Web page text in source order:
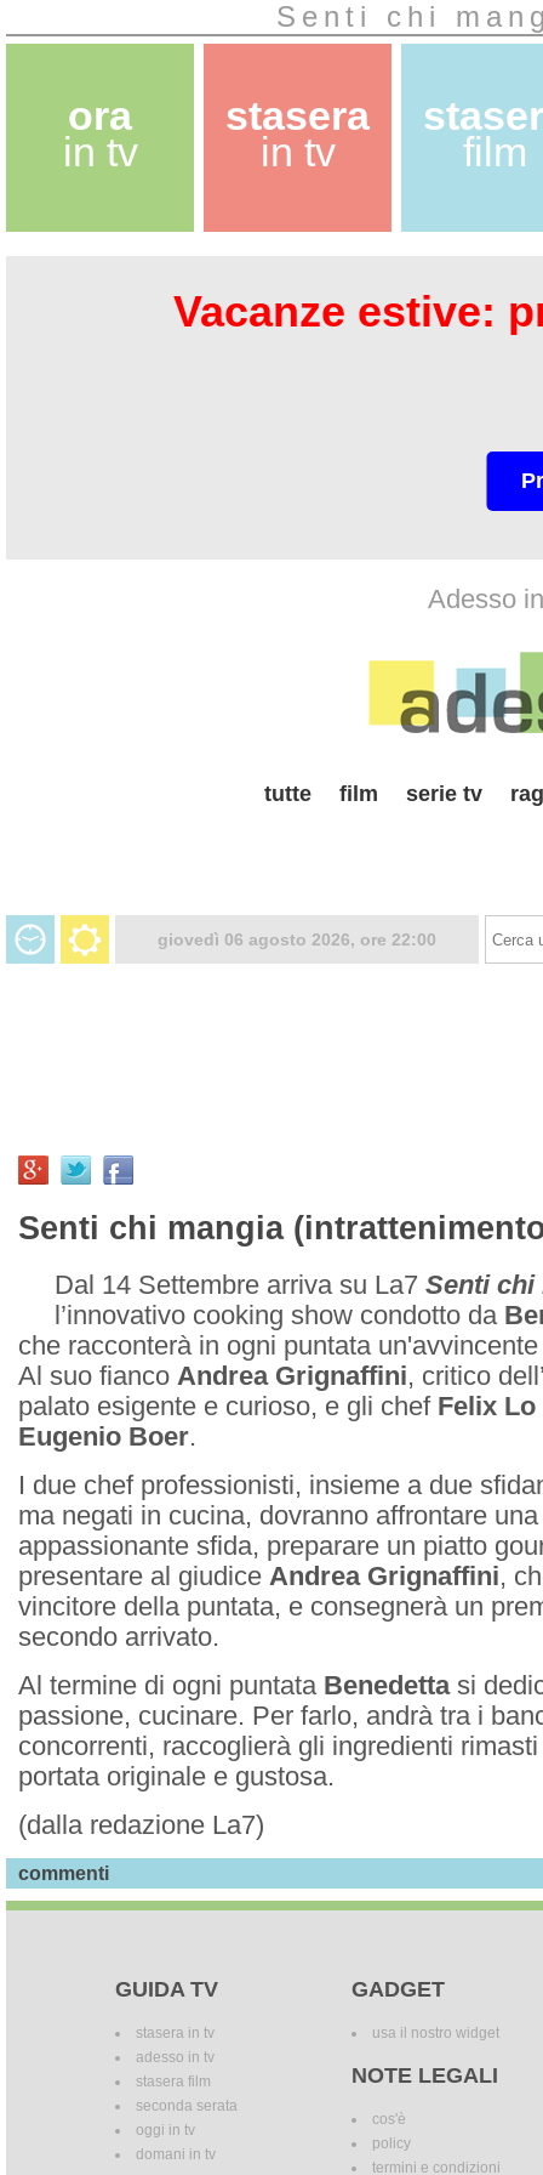
Senti chi
ora
in tv
stasera
in tv
film
Vacanze estive:
Adesso
tutte film serie tv
giovedì 06 agosto 2026, ore 22:00
Senti chi mangia
Dal 14 Settembre arriva su La7 Senti chi
l’innovativo cooking show condotto da
che racconterà in ogni puntata
Al suo fianco Andrea Grignaffini, critico
palato esigente e curioso, e gli chef Felix
Eugenio Boer.
I due chef professionisti, insieme a due
ma negati in cucina, dovranno affrontare
appassionante sfida, preparare un piatto
presentare al giudice Andrea Grignaffini,
vincitore della puntata, e consegnerà un
secondo arrivato.
Al termine di ogni puntata Benedettasi
passione, cucinare. Per farlo, andrà tra i
concorrenti, raccoglierà gli ingredienti
portata originale e gustosa.
(dalla redazione La7)
commenti
GUIDA TV
stasera in tv
adesso in tv
stasera film
seconda serata
oggi in tv
domani in tv
GADGET
usa il nostro widget
NOTE LEGALI
cos'è
policy
termini e condizioni